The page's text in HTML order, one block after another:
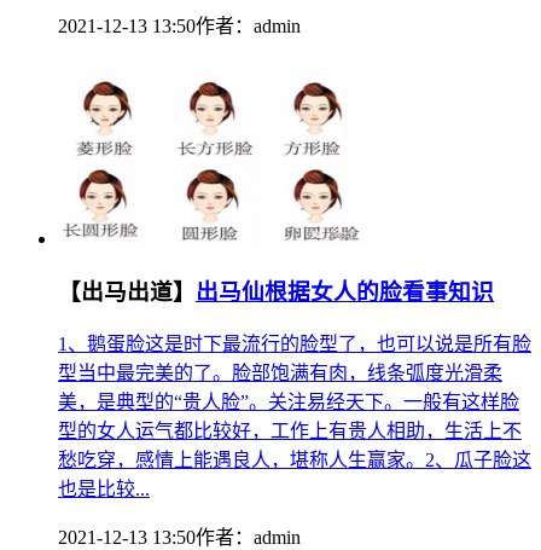
2021-12-13 13:50作者： admin
【出马出道】 出马仙根据女人的脸看事知识
1、鹅蛋脸这是时下最流行的脸型了，也可以说是所有脸
型当中最完美的了。脸部饱满有肉，线条弧度光滑柔
美，是典型的“贵人脸”。关注易经天下。一般有这样脸
型的女人运气都比较好，工作上有贵人相助，生活上不
愁吃穿，感情上能遇良人，堪称人生赢家。2、瓜子脸这
也是比较...
2021-12-13 13:50作者： admin